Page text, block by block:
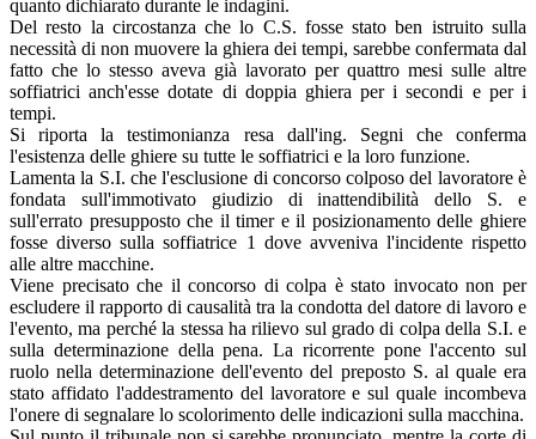
quanto dichiarato durante le indagini.
Del resto la circostanza che lo C.S. fosse stato ben istruito sulla
necessità di non muovere la ghiera dei tempi, sarebbe confermata dal
fatto che lo stesso aveva già lavorato per quattro mesi sulle altre
soffiatrici anch'esse dotate di doppia ghiera per i secondi e per i
tempi.
Si riporta la testimonianza resa dall'ing. Segni che conferma
l'esistenza delle ghiere su tutte le soffiatrici e la loro funzione.
Lamenta la S.I. che l'esclusione di concorso colposo del lavoratore è
fondata sull'immotivato giudizio di inattendibilità dello S. e
sull'errato presupposto che il timer e il posizionamento delle ghiere
fosse diverso sulla soffiatrice 1 dove avveniva l'incidente rispetto
alle altre macchine.
Viene precisato che il concorso di colpa è stato invocato non per
escludere il rapporto di causalità tra la condotta del datore di lavoro e
l'evento, ma perché la stessa ha rilievo sul grado di colpa della S.I. e
sulla determinazione della pena. La ricorrente pone l'accento sul
ruolo nella determinazione dell'evento del preposto S. al quale era
stato affidato l'addestramento del lavoratore e sul quale incombeva
l'onere di segnalare lo scolorimento delle indicazioni sulla macchina.